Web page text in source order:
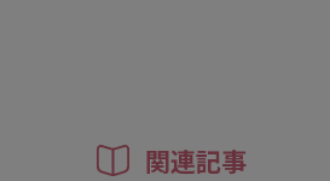
関連記事